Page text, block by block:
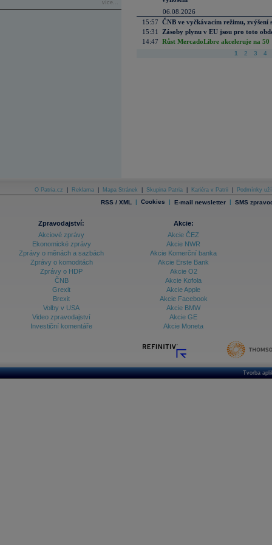
více...
06.08.2026
15:57 ČNB ve vyčkávacím režimu, zvýšení
15:31
Zásoby plynu v EU jsou pro toto
14:47 Růst MercadoLibre akceleruje na
1 2 3 4
O Patria.cz Reklama Mapa Stránek Skupina Patria Kariéra v Patrii Podmínky
RSS / XML | Cookies | E-mail newsletter | SMS
Zpravodajství:
Akciové zprávy
Ekonomické zprávy
Zprávy o měnách a sazbách
Zprávy o komoditách
Zprávy o HDP
ČNB
Grexit
Brexit
Volby v USA
Video zpravodajství
Investiční komentáře
Akcie:
Akcie ČEZ
Akcie NWR
Akcie Komerční banka
Akcie Erste Bank
Akcie O2
Akcie Kofola
Akcie Apple
Akcie Facebook
Akcie BMW
Akcie GE
Akcie Moneta
Tvorba